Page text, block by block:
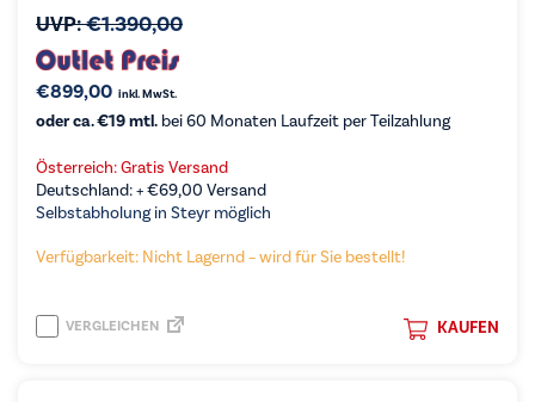
UVP:€1.390,00
€899,00 inkl. MwSt.
oder ca. €19 mtl. bei 60 Monaten Laufzeit per Teilzahlung
Österreich: Gratis Versand
Deutschland: +€69,00 Versand
Selbstabholung in Steyr möglich
Verfügbarkeit: Nicht Lagernd – wird für Sie bestellt!
KAUFEN
VERGLEICHEN